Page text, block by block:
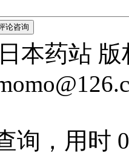
本药站
询，用时